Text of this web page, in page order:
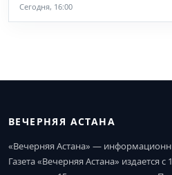
Сегодня, 16:00
ВЕЧЕРНЯЯ АСТАНА
«Вечерняя Астана» —
Газета «Вечерняя Астана» издается с